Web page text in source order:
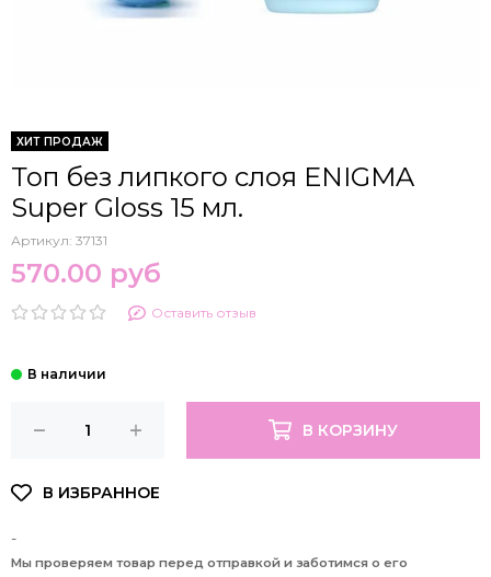
ХИТ ПРОДАЖ
Топ без липкого слоя ENIGMA
Super Gloss 15 мл.
Артикул: 37131
570.00 руб
Оставить отзыв
В КОРЗИНУ
-
Мы проверяем товар перед отправкой и заботимся о его